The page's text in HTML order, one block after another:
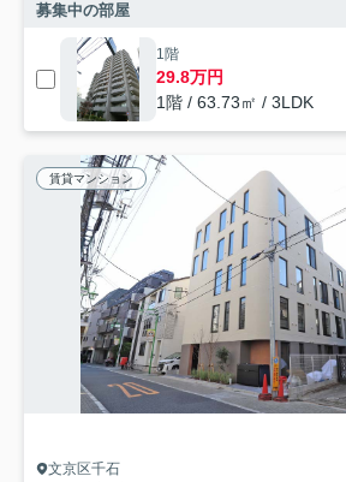
募集中の部屋
1階
29.8万円
1階 / 63.73㎡ / 3LDK
賃貸マンション
文京区千石